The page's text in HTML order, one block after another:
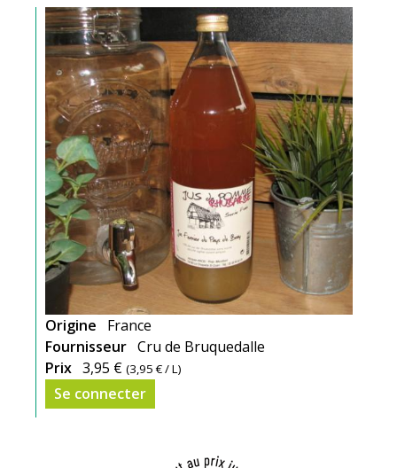
Origine
France
Fournisseur Cru de Bruquedalle
Prix 3,95 € (3,95 €/ L)
Se connecter